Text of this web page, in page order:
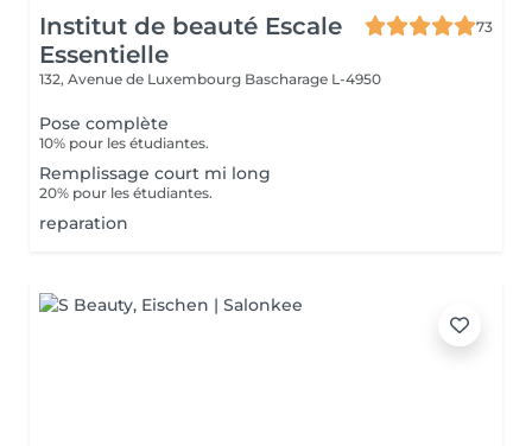
Institut de beauté Escale
Essentielle
73
132, Avenue de Luxembourg Bascharage L-4950
Pose complète
10% pour les étudiantes.
Remplissage court mi long
20% pour les étudiantes.
reparation